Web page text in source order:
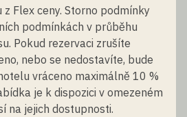
Flex ceny. Storno podmínky
podmínkách v průběhu
Pokud rezervaci zrušíte
nebo se nedostavíte, bude
vráceno maximálně 10 %
je k dispozici v omezeném
na jejich dostupnosti.